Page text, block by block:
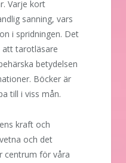
Varje kort
sanning, vars
i spridningen. Det
tarotläsare
betydelsen
Böcker är
till i viss mån.
kraft och
och det
centrum för våra